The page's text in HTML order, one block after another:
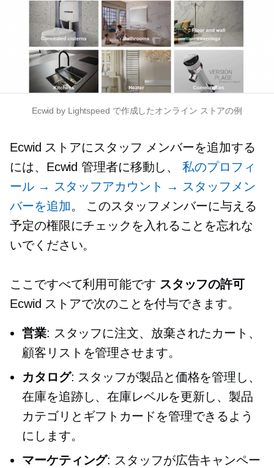
Ecwid by Lightspeed で作成したオンライン ストアの例
Ecwid ストアにスタッフ メンバーを追加する
には、Ecwid 管理者に移動し、私のプロフィ
ール → スタッフアカウント → スタッフメン
バーを追加。 このスタッフメンバーに与える
予定の権限にチェックを入れることを忘れな
いでください。
ここですべて利用可能です スタッフの許可
Ecwid ストアで次のことを付与できます。
営業: スタッフに注文、放棄されたカート、
顧客リストを管理させます。
カタログ: スタッフが製品と価格を管理し、
在庫を追跡し、在庫レベルを更新し、製品
カテゴリとギフトカードを管理できるよう
にします。
マーケティング: スタッフが広告キャンペー